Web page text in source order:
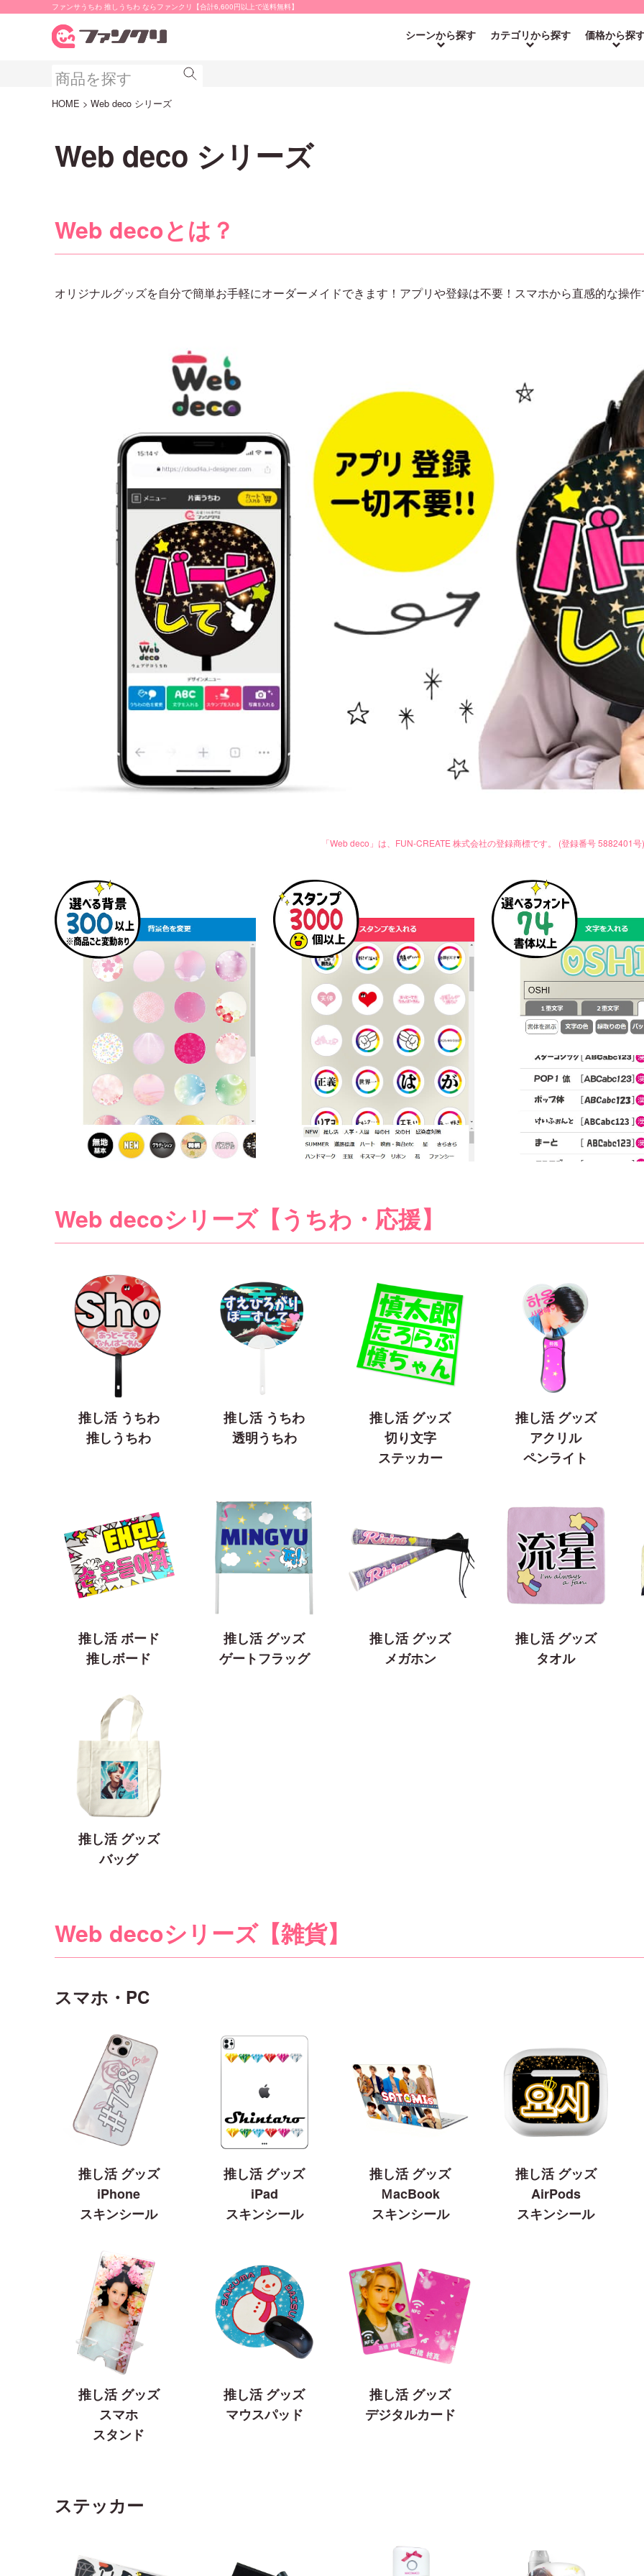
ファンサうちわ 推しうちわ ならファンクリ【合計6,600円以上で送料無料】
シーンから探す カテゴリから探す 価格から探
HOME Web deco シリーズ
Web deco シリーズ
Web decoとは？
オリジナルグッズを自分で簡単お手軽にオーダーメイドできます！アプリや登録は不要！スマホから直感的な操
「Web deco」は、FUN-CREATE 株式会社の登録商標です。 (登録番号 5882401号)
Web decoシリーズ【うちわ・応援】
推し活 うちわ
推しうちわ
推し活 うちわ
透明うちわ
推し活 グッズ
切り文字
ステッカー
推し活 グッズ
アクリル
ペンライト
推し活 ボード
推しボード
推し活 グッズ
ゲートフラッグ
推し活 グッズ
メガホン
推し活 グッズ
タオル
推し活 グッズ
バッグ
Web decoシリーズ【雑貨】
スマホ・PC
推し活 グッズ
iPhone
スキンシール
推し活 グッズ
iPad
スキンシール
推し活 グッズ
ＭacBook
スキンシール
推し活 グッズ
AirPods
スキンシール
推し活 グッズ
スマホ
スタンド
推し活 グッズ
マウスパッド
推し活 グッズ
デジタルカード
ステッカー